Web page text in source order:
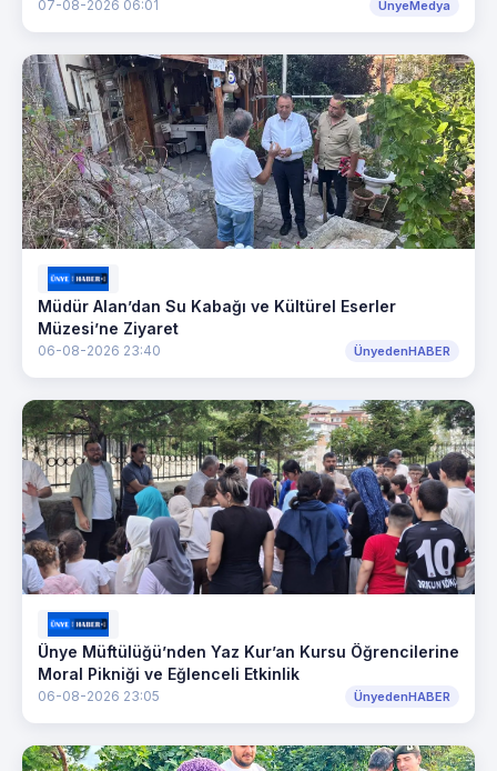
07-08-2026 06:01 ÜnyeMedya
Müdür Alan’dan Su Kabağı ve Kültürel Eserler
Müzesi’ne Ziyaret
06-08-2026 23:40 ÜnyedenHABER
Ünye Müftülüğü’nden Yaz Kur’an Kursu Öğrencilerine
Moral Pikniği ve Eğlenceli Etkinlik
06-08-2026 23:05 ÜnyedenHABER